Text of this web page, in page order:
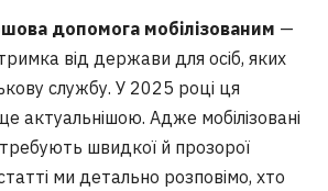
допомога мобілізованим —
від держави для осіб, яких
службу. У 2025 році ця
актуальнішою. Адже мобілізовані
швидкої й прозорої
ми детально розповімо, хто